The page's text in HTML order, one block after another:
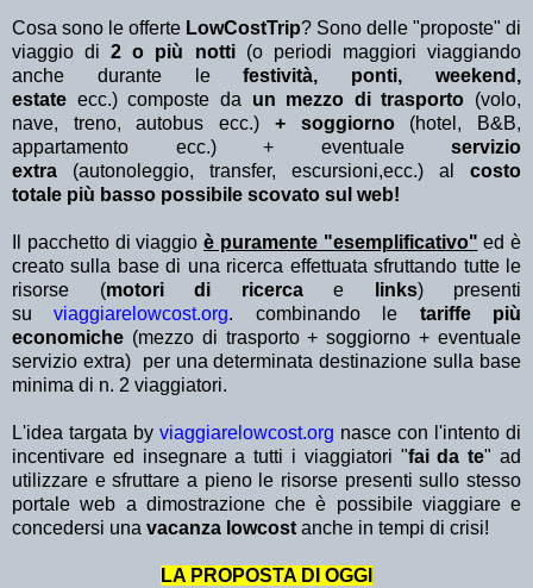
Cosa sono le offerte LowCostTrip? Sono delle "proposte" di
viaggio di2 o più notti (o periodi maggiori viaggiando
anche durante lefestività, ponti, weekend,
estate ecc.) composte da un mezzo di trasporto (volo,
nave, treno, autobus ecc.) + soggiorno(hotel, B&B,
appartamento ecc.) + eventuale servizio
extra (autonoleggio, transfer, escursioni,ecc.) al costo
totale più basso possibile scovato sul web!
Il pacchetto di viaggio è puramente "esemplificativo" ed è
creato sulla base di una ricerca effettuata sfruttando tutte le
risorse (motori di ricerca e links) presenti
suviaggiarelowcost.org. combinando le tariffe più
economiche (mezzo di trasporto + soggiorno + eventuale
servizio extra)
per una determinata destinazione sulla base
minima di n. 2 viaggiatori.
L'idea targata by viaggiarelowcost.org nasce con l'intento di
incentivare ed insegnare a tutti i viaggiatori "fai da te" ad
utilizzare e sfruttare a pieno le risorse presenti sullo stesso
portale web a dimostrazione che è possibile viaggiare e
concedersi una vacanza lowcost anche in tempi di crisi!
LA PROPOSTA DI OGGI